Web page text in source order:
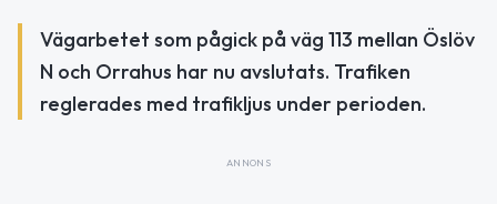
Vägarbetet som pågick på väg 113 mellan Öslöv
N och Orrahus har nu avslutats. Trafiken
reglerades med trafikljus under perioden.
ANNONS